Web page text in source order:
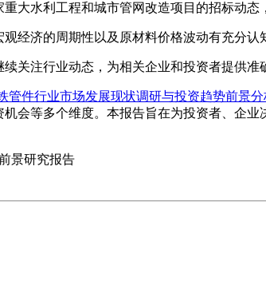
重大水利工程和城市管网改造项目的招标动态
经济的周期性以及原材料价格波动有充分认
关注行业动态，为相关企业和投资者提供准
管件行业市场发展现状调研与投资趋势前景
会等多个维度。本报告旨在为投资者、企
景研究报告